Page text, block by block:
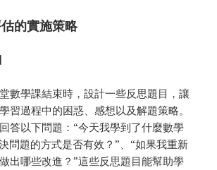
的實施策略
數學課結束時，設計一些反思題目，讓
習過程中的困惑、感想以及解題策略。
答以下問題：“今天我學到了什麼數學
問題的方式是否有效？”、“如果我重新
出哪些改進？”這些反思題目能幫助學